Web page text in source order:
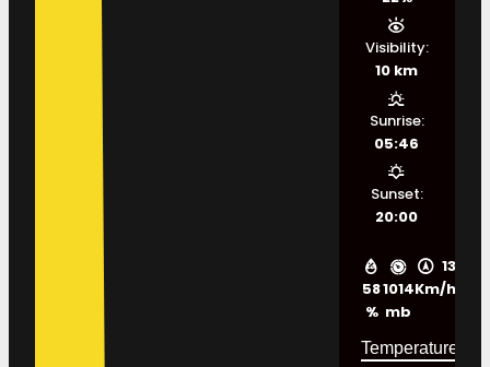
58
%
1014
mb
13
Km/h
Visibility:
10 km
Sunrise:
05:46
Sunset:
20:00